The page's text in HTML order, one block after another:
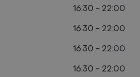
16:30 - 22:00
16:30 - 22:00
16:30 - 22:00
16:30 - 22:00